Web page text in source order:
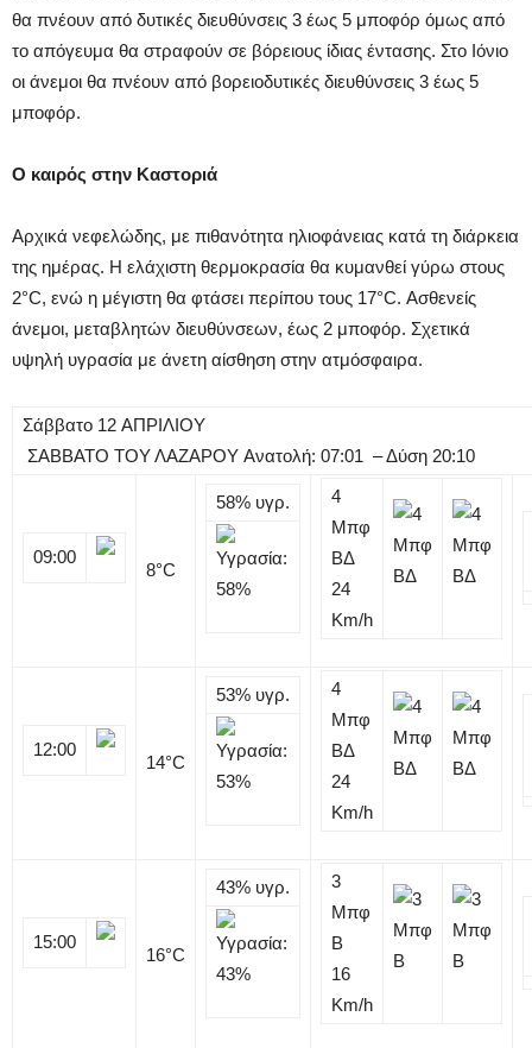
θα πνέουν από δυτικές διευθύνσεις 3 έως 5 μποφόρ όμως από
το απόγευμα θα στραφούν σε βόρειους ίδιας έντασης. Στο Ιόνιο
οι άνεμοι θα πνέουν από βορειοδυτικές διευθύνσεις 3 έως 5
μποφόρ.
Ο καιρός στην Καστοριά
Αρχικά νεφελώδης, με πιθανότητα ηλιοφάνειας κατά τη διάρκεια
της ημέρας.​ Η ελάχιστη θερμοκρασία θα κυμανθεί γύρω στους
2°C, ενώ η μέγιστη θα φτάσει περίπου τους 17°C.​ Ασθενείς
άνεμοι, μεταβλητών διευθύνσεων, έως 2 μποφόρ.​ Σχετικά
υψηλή υγρασία με άνετη αίσθηση στην ατμόσφαιρα.
Σάββατο 12 ΑΠΡΙΛΙΟΥ
ΣΑΒΒΑΤΟ ΤΟΥ ΛΑΖΑΡΟΥ Ανατολή: 07:01 – Δύση 20:10
09:00
8°C
58% υγρ.
4
Μπφ
ΒΔ
24
Km/h
12:00
14°C
53% υγρ.
4
Μπφ
ΒΔ
24
Km/h
15:00
16°C
43% υγρ.
3
Μπφ
B
16
Km/h